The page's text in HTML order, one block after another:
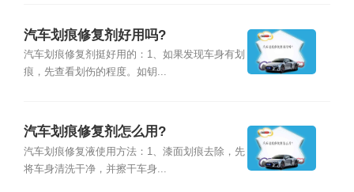
汽车划痕修复剂好用吗?
汽车划痕修复剂挺好用的：1、如果发现车身有划
痕，先查看划伤的程度。如钥...
汽车划痕修复剂怎么用?
汽车划痕修复液使用方法：1、漆面划痕去除，先
将车身清洗干净，并擦干车身...